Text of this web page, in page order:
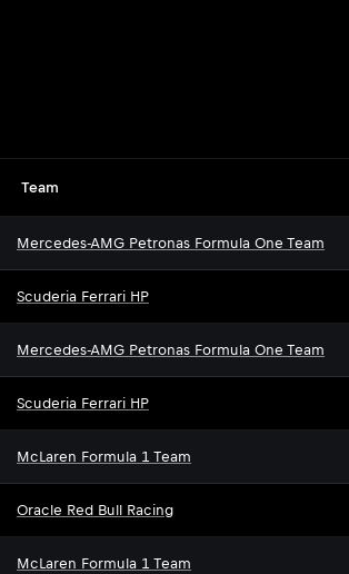
Team
Mercedes-AMG Petronas Formula One Team
Scuderia Ferrari HP
Mercedes-AMG Petronas Formula One Team
Scuderia Ferrari HP
McLaren Formula 1 Team
Oracle Red Bull Racing
McLaren Formula 1 Team